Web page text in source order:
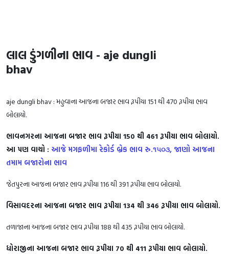
લાલ ડુંગળીના ભાવ - aje dungli
aje dungli bhav : મહુવાના આજના બજાર ભાવ રૂપીયા 151 થી 470 રૂપીયા ભાવ
બોલાયો.
ભાવનગરના આજના બજાર ભાવ રૂપીયા 150 થી 461 રૂપીયા ભાવ બોલાયો.
આ પણ વાચો : આજે મગફળીમા રેકોર્ડ બ્રેક ભાવ રુ.૧૫૦૩, જાણો આજના
તમામ બજારોના ભાવ
જેતપુરના આજના બજાર ભાવ રૂપીયા 116 થી 391 રૂપીયા ભાવ બોલાયો.
વિસાવદરના આજના બજાર ભાવ રૂપીયા 134 થી 346 રૂપીયા ભાવ બોલાયો.
તળાજાના આજના બજાર ભાવ રૂપીયા 188 થી 435 રૂપીયા ભાવ બોલાયો.
ધોરાજીના આજના બજાર ભાવ રૂપીયા 70 થી 411 રૂપીયા ભાવ બોલાયો.